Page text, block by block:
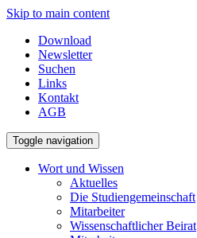
Skip to main content
Download
Newsletter
Suchen
Links
Kontakt
AGB
Toggle navigation
Wort und Wissen
Aktuelles
Die Studiengemeinschaft
Mitarbeiter
Wissenschaftlicher Beirat